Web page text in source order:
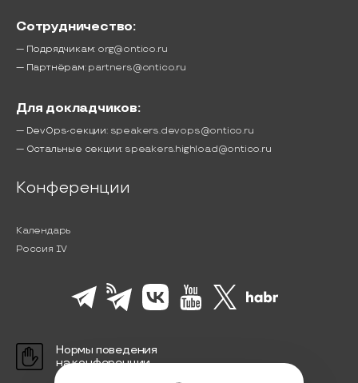
Сотрудничество:
— Подрядчикам: org@ontico.ru
— Партнёрам: partners@ontico.ru
Для докладчиков:
— DevOps-секции: speakers.devops@ontico.ru
— Остальные секции: speakers.highload@ontico.ru
Конференции
Календарь
Россия IV
Нормы поведения
на конференции